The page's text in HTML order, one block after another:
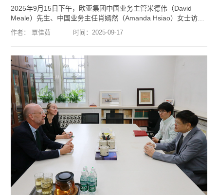
2025年9月15日下午，欧亚集团中国业务主管米德伟（David
Meale）先生、中国业务主任肖嫣然（Amanda Hsiao）女士访问
北京大学国际战略研究院，会见了我院创始院长王缉思教授、院
长于铁军教授，双方就中美关系、中国和美国在全球治理体系中
琦 摄影：郑淮 [阅读全文]
作者： 覃佳茹 时间：2025-09-17